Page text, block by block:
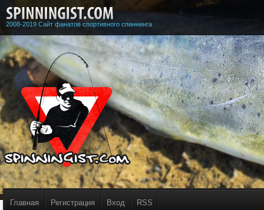
2008-2019 Сайт фанатов спортивного спиннинга
Главная Регистрация Вход RSS